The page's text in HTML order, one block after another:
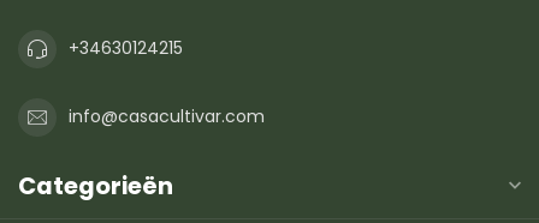
+34630124215
info@casacultivar.com
Categorieën